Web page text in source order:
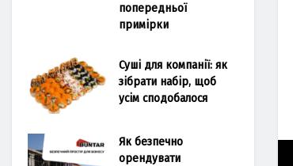
попередньої
примірки
Суші для компанії: як
зібрати набір, щоб
усім сподобалося
Як безпечно
орендувати